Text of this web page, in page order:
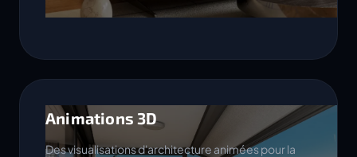
Animations 3D
Des visualisations d'architecture animées pour la